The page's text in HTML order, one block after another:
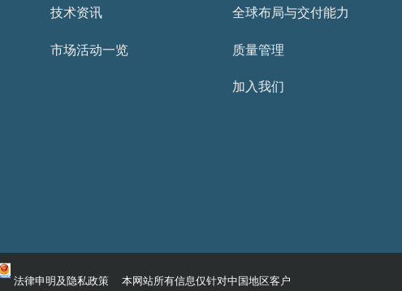
技术资讯
市场活动一览
全球布局与交付能力
质量管理
加入我们
法律申明及隐私政策 本网站所有信息仅针对中国地区客户